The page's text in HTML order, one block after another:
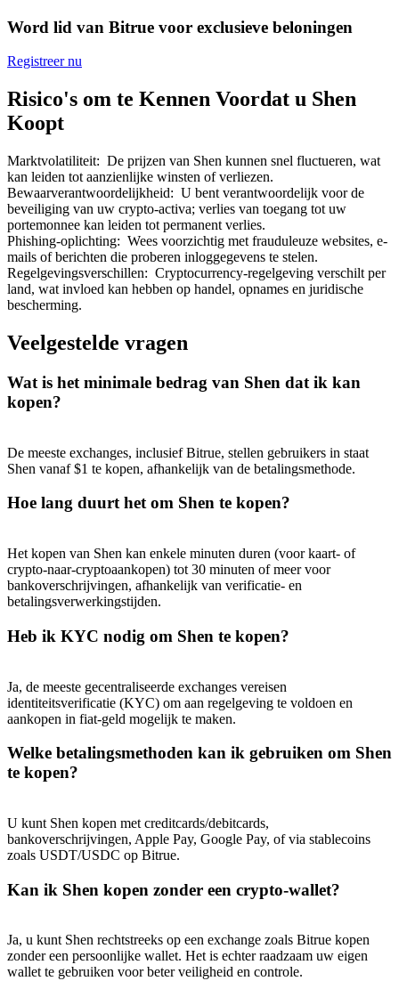
Bitrue Affiliates
Tot 65% commissies!
Doorverwijzing
Nodig een vriend uit om contante beloningen te ontvangen
BTC Welcome Rewards
Deposit & Trade BTC to Share 25000 USDT prize pool!
Deposit CASHCAT & Win
Share 500000 CASHCAT prize pool
Exclusive for BitMart Users
Register & Trade to Win 500,000 USDT
Precious Metals Trading Carnival
Trade Gold & Silver · 33,333 USDT Bonus
Word lid van Bitrue voor exclusieve beloningen
Registreer nu
Risico's om te Kennen Voordat u Shen
Koopt
Marktvolatiliteit: De prijzen van Shen kunnen snel fluctueren, wat
kan leiden tot aanzienlijke winsten of verliezen.
Bewaarverantwoordelijkheid: U bent verantwoordelijk voor de
beveiliging van uw crypto-activa; verlies van toegang tot uw
portemonnee kan leiden tot permanent verlies.
Phishing-oplichting: Wees voorzichtig met frauduleuze websites, e-
mails of berichten die proberen inloggegevens te stelen.
Regelgevingsverschillen: Cryptocurrency-regelgeving verschilt per
land, wat invloed kan hebben op handel, opnames en juridische
bescherming.
Veelgestelde vragen
Wat is het minimale bedrag van Shen dat ik kan
kopen?
De meeste exchanges, inclusief Bitrue, stellen gebruikers in staat
Shen vanaf $1 te kopen, afhankelijk van de betalingsmethode.
Hoe lang duurt het om Shen te kopen?
Het kopen van Shen kan enkele minuten duren (voor kaart- of
crypto-naar-cryptoaankopen) tot 30 minuten of meer voor
bankoverschrijvingen, afhankelijk van verificatie- en
betalingsverwerkingstijden.
Heb ik KYC nodig om Shen te kopen?
Ja, de meeste gecentraliseerde exchanges vereisen
identiteitsverificatie (KYC) om aan regelgeving te voldoen en
aankopen in fiat-geld mogelijk te maken.
Welke betalingsmethoden kan ik gebruiken om Shen
te kopen?
U kunt Shen kopen met creditcards/debitcards,
bankoverschrijvingen, Apple Pay, Google Pay, of via stablecoins
zoals USDT/USDC op Bitrue.
Kan ik Shen kopen zonder een crypto-wallet?
Ja, u kunt Shen rechtstreeks op een exchange zoals Bitrue kopen
zonder een persoonlijke wallet. Het is echter raadzaam uw eigen
wallet te gebruiken voor beter veiligheid en controle.